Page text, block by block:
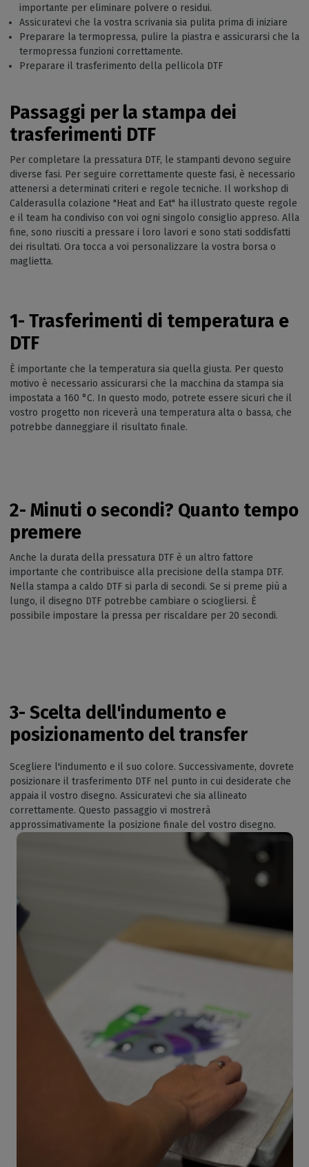
importante per eliminare polvere o residui.
Assicuratevi che la vostra scrivania sia pulita prima di iniziare
Preparare la termopressa, pulire la piastra e assicurarsi che la
termopressa funzioni correttamente.
Preparare il trasferimento della pellicola DTF
Passaggi per la stampa dei
trasferimenti DTF
Per completare la pressatura DTF, le stampanti devono seguire
diverse fasi. Per seguire correttamente queste fasi, è necessario
attenersi a determinati criteri e regole tecniche. Il workshop di
Calderasulla colazione "Heat and Eat" ha illustrato queste regole
e il team ha condiviso con voi ogni singolo consiglio appreso. Alla
fine, sono riusciti a pressare i loro lavori e sono stati soddisfatti
dei risultati. Ora tocca a voi personalizzare la vostra borsa o
maglietta.
1- Trasferimenti di temperatura e
DTF
È importante che la temperatura sia quella giusta. Per questo
motivo è necessario assicurarsi che la macchina da stampa sia
impostata a 160 °C. In questo modo, potrete essere sicuri che il
vostro progetto non riceverà una temperatura alta o bassa, che
potrebbe danneggiare il risultato finale.
2- Minuti o secondi? Quanto tempo
premere
Anche la durata della pressatura DTF è un altro fattore
importante che contribuisce alla precisione della stampa DTF.
Nella stampa a caldo DTF si parla di secondi. Se si preme più a
lungo, il disegno DTF potrebbe cambiare o sciogliersi. È
possibile impostare la pressa per riscaldare per 20 secondi.
3- Scelta dell'indumento e
posizionamento del transfer
Scegliere l'indumento e il suo colore. Successivamente, dovrete
posizionare il trasferimento DTF nel punto in cui desiderate che
appaia il vostro disegno. Assicuratevi che sia allineato
correttamente. Questo passaggio vi mostrerà
approssimativamente la posizione finale del vostro disegno.